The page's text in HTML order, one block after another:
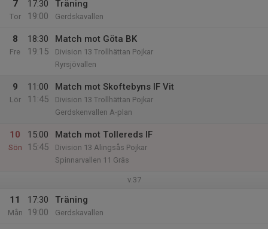
7
Tor
17:30
19:00
Träning
Gerdskavallen
8
Fre
18:30
19:15
Match mot Göta BK
Division 13 Trollhättan Pojkar
Ryrsjövallen
9
Lör
11:00
11:45
Match mot Skoftebyns IF Vit
Division 13 Trollhättan Pojkar
Gerdskenvallen A-plan
10
Sön
15:00
15:45
Match mot Tollereds IF
Division 13 Alingsås Pojkar
Spinnarvallen 11 Gräs
v.37
11
Mån
17:30
19:00
Träning
Gerdskavallen